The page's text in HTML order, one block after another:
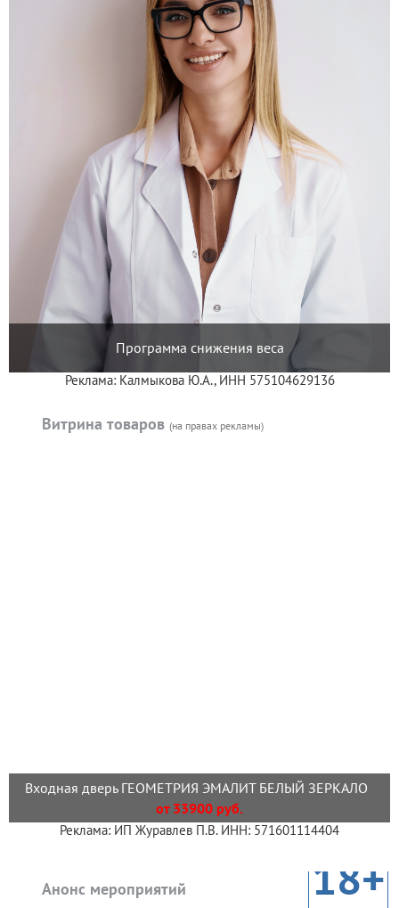
Программа снижения веса
Реклама: Калмыкова Ю.А., ИНН 575104629136
Витрина товаров (на правах рекламы)
Входная дверь ГЕОМЕТРИЯ ЭМАЛИТ БЕЛЫЙ ЗЕРКАЛО
от 33900 руб.
Реклама: ИП Журавлев П.В. ИНН: 571601114404
Анонс мероприятий 18+